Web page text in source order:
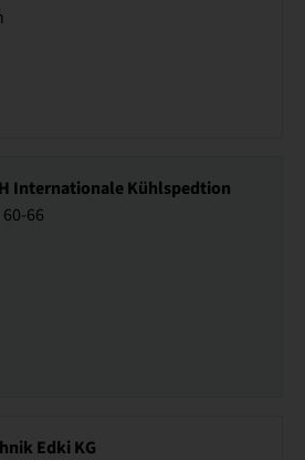
Internationale Kühlspedtion
66
Edki KG